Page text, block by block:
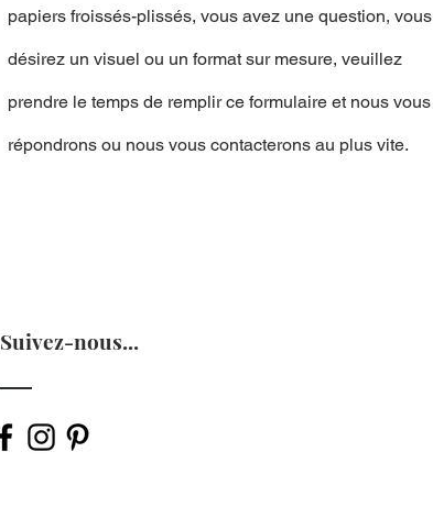
papiers froissés-plissés, vous avez une question, vous
désirez un visuel ou un format sur mesure, veuillez
prendre le temps de remplir ce formulaire et nous vous
répondrons ou nous vous contacterons au plus vite.
Suivez-nous...